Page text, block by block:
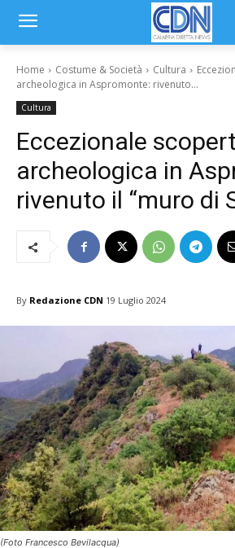
Home Costume & Società Cultura
archeologica in Aspromonte: rivenuto...
Cultura
Eccezionale
archeologica in
rivenuto il “muro di
By Redazione CDN 19 Luglio 2024
(Foto Francesco Bevilacqua)